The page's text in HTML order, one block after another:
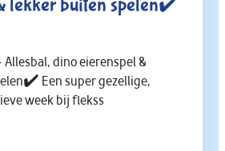
lekker buiten spelen✔️
Allesbal, dino eierenspel &
Een super gezellige,
week bij flekss